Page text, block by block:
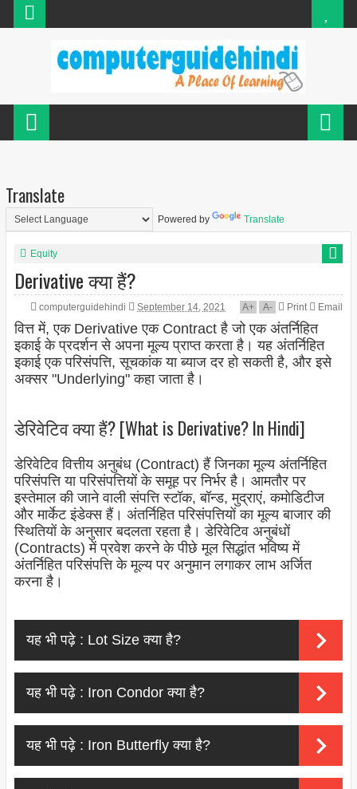
Translate
Powered by Translate
Equity
Derivative क्या हैं?
computerguidehindi September 14, 2021 A+ A- Print Email
वित्त में, एक Derivative एक Contract है जो एक अंतर्निहित
इकाई के प्रदर्शन से अपना मूल्य प्राप्त करता है। यह अंतर्निहित
इकाई एक परिसंपत्ति, सूचकांक या ब्याज दर हो सकती है, और इसे
अक्सर "Underlying" कहा जाता है।
डेरिवेटिव क्या हैं? [What is Derivative? In Hindi]
डेरिवेटिव वित्तीय अनुबंध (Contract) हैं जिनका मूल्य अंतर्निहित
परिसंपत्ति या परिसंपत्तियों के समूह पर निर्भर है। आमतौर पर
इस्तेमाल की जाने वाली संपत्ति स्टॉक, बॉन्ड, मुद्राएं, कमोडिटीज
और मार्केट इंडेक्स हैं। अंतर्निहित परिसंपत्तियों का मूल्य बाजार की
स्थितियों के अनुसार बदलता रहता है। डेरिवेटिव अनुबंधों
(Contracts) में प्रवेश करने के पीछे मूल सिद्धांत भविष्य में
अंतर्निहित परिसंपत्ति के मूल्य पर अनुमान लगाकर लाभ अर्जित
करना है।
यह भी पढ़े : Lot Size क्या है?
यह भी पढ़े : Iron Condor क्या है?
यह भी पढ़े : Iron Butterfly क्या है?